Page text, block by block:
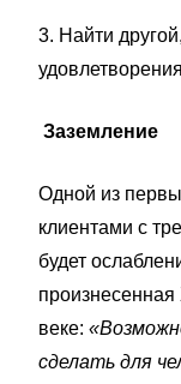
3. Найти
Заземление
Одной из
клиентами с
будет
веке:
сделать для